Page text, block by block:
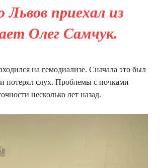
приехал из
Олег Самчук.
на гемодиализе. Сначала это был
потерял слух. Проблемы с почками
несколько лет назад.